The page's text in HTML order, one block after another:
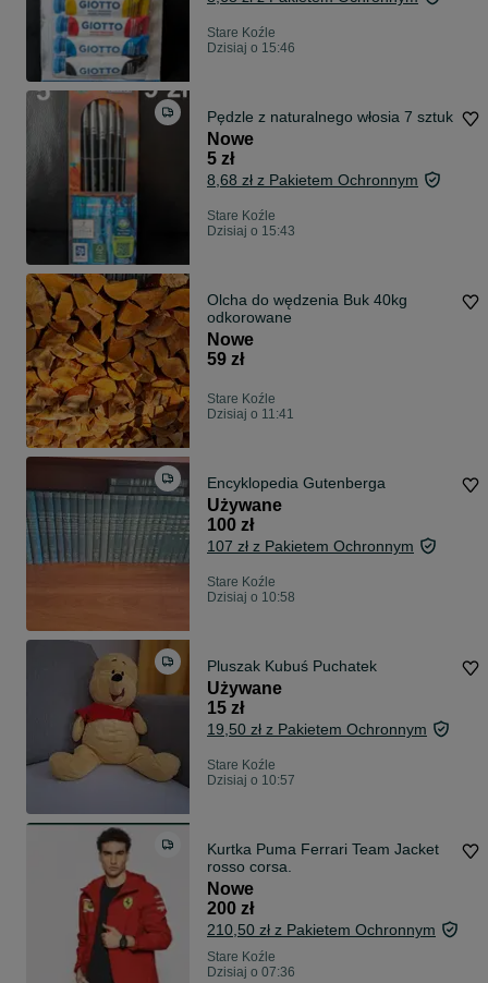
Stare Koźle
Dzisiaj o 15:46
Pędzle z naturalnego włosia 7 sztuk
Nowe
5 zł
8,68 zł z Pakietem Ochronnym
Stare Koźle
Dzisiaj o 15:43
Olcha do wędzenia Buk 40kg
odkorowane
Nowe
59 zł
Stare Koźle
Dzisiaj o 11:41
Encyklopedia Gutenberga
Używane
100 zł
107 zł z Pakietem Ochronnym
Stare Koźle
Dzisiaj o 10:58
Pluszak Kubuś Puchatek
Używane
15 zł
19,50 zł z Pakietem Ochronnym
Stare Koźle
Dzisiaj o 10:57
Kurtka Puma Ferrari Team Jacket
rosso corsa.
Nowe
200 zł
210,50 zł z Pakietem Ochronnym
Stare Koźle
Dzisiaj o 07:36